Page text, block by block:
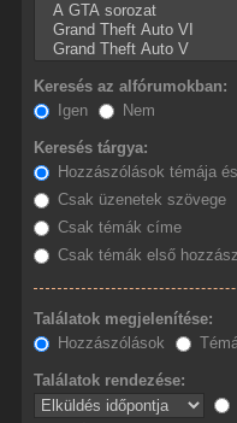
Keresés az alfórumokban:
Igen
Nem
Keresés tárgya:
Hozzászólások témája
Csak üzenetek szövege
Csak témák címe
Csak témák első
Találatok megjelenítése:
Hozzászólások
Találatok rendezése: